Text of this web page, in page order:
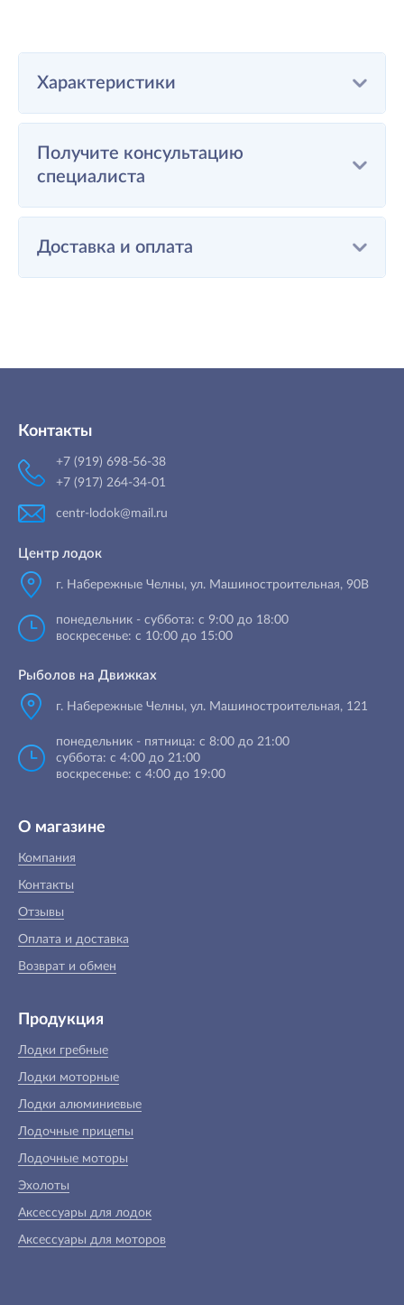
Характеристики
Получите консультацию
специалиста
Доставка и оплата
Контакты
+7 (919) 698-56-38
+7 (917) 264-34-01
centr-lodok@mail.ru
Центр лодок
г. Набережные Челны, ул. Машиностроительная, 90B
понедельник - суббота: с 9:00 до 18:00
воскресенье: с 10:00 до 15:00
Рыболов на Движках
г. Набережные Челны, ул. Машиностроительная, 121
понедельник - пятница: с 8:00 до 21:00
суббота: с 4:00 до 21:00
воскресенье: с 4:00 до 19:00
О магазине
Компания
Контакты
Отзывы
Оплата и доставка
Возврат и обмен
Продукция
Лодки гребные
Лодки моторные
Лодки алюминиевые
Лодочные прицепы
Лодочные моторы
Эхолоты
Аксессуары для лодок
Аксессуары для моторов